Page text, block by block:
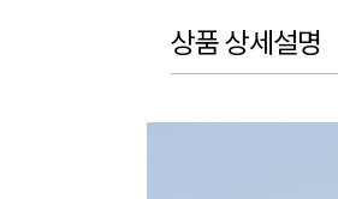
상품 상세설명